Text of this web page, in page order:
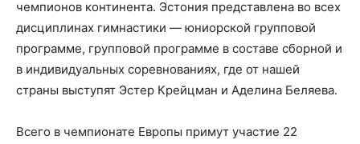
чемпионов континента. Эстония представлена ​​во всех
дисциплинах гимнастики — юниорской групповой
программе, групповой программе в составе сборной и
в индивидуальных соревнованиях, где от нашей
страны выступят Эстер Крейцман и Аделина Беляева.
Всего в чемпионате Европы примут участие 22